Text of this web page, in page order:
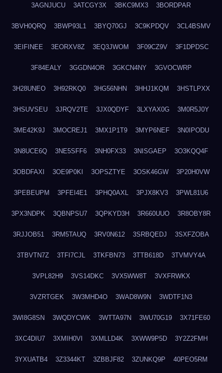
3AGNJUCU 3ATCGY3X 3BKC9MX3 3BORDPAR
3BVH0QRQ 3BWP93L1 3BYQ70GJ 3C9KPDQV 3CL4BSMV
3EIFINEE 3EORXV8Z 3EQ3JWOM 3F09CZ9V 3F1DPDSC
3F84EALY 3GGDN4OR 3GKCN4NY 3GVOCWRP
3H28UNEO 3H92RKQ0 3HG56NHN 3HHJ1KQM 3HSTLPXX
3HSUVSEU 3JRQV2TE 3JX0QDYF 3LXYAX0G 3M0R5J0Y
3ME42K9J 3MOCREJ1 3MX1P1T9 3MYP6NEF 3N0IPODU
3N8UCE6Q 3NE5SFF6 3NH0FX33 3NISGAEP 3O3KQQ4F
3OBDFAXI 3OE9P0KI 3OPSZTYE 3OSK46GW 3P20H0VW
3PEBEUPM 3PFEI4E1 3PHQ0AXL 3PJX8KV3 3PWL81U6
3PX3NDPK 3QBNPSU7 3QPKYD3H 3R660UUO 3R8OBY8R
3RJJOB51 3RM5TAUQ 3RV0N612 3SRBQEDJ 3SXFZOBA
3TBVTN7Z 3TFI7CJL 3TKFBN73 3TTB618D 3TVMVY4A
3VPL82H9 3VS14DKC 3VX5WW8T 3VXFRWKX
3VZRTGEK 3W3MHD4O 3WAD8W9N 3WDTF1N3
3WI8G8SN 3WQDYCWK 3WTTA97N 3WU70G19 3X71FE60
3XC4DIU7 3XMIH0VI 3XMLLD4K 3XWW9P5D 3Y2Z2FMH
3YXUATB4 3Z3344KT 3ZBBJF82 3ZUNKQ9P 40PEO5RM